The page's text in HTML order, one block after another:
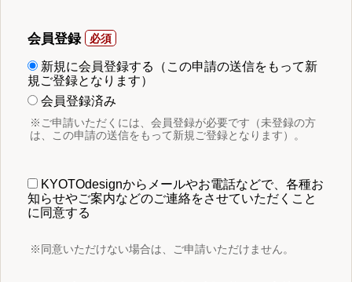
会員登録
新規に会員登録する（この申請の送信をもって新
規ご登録となります）
会員登録済み
※ご申請いただくには、会員登録が必要です（未登録の方
は、この申請の送信をもって新規ご登録となります）。
KYOTOdesignからメールやお電話などで、各種お
知らせやご案内などのご連絡をさせていただくこと
に同意する
※同意いただけない場合は、ご申請いただけません。